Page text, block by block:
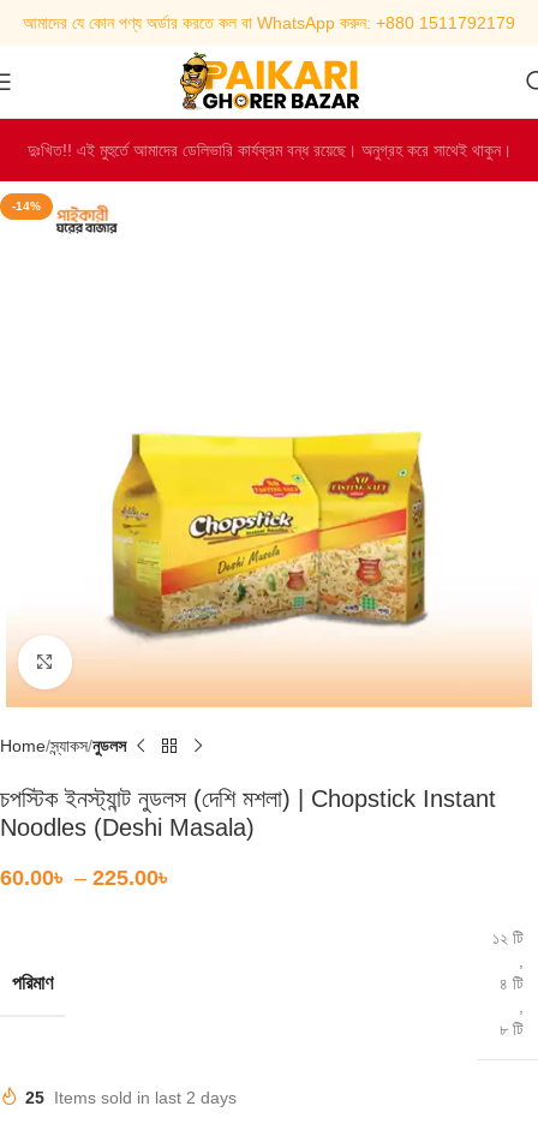
আমাদের যে কোন পণ্য অর্ডার করতে কল বা WhatsApp করুন: +880 1511792179
দুঃখিত!! এই মুহুর্তে আমাদের ডেলিভারি কার্যক্রম বন্ধ রয়েছে। অনুগ্রহ করে সাথেই থাকুন।
-14%
Click to enlarge
Home স্ন্যাকস নুডলস
চপস্টিক ইনস্ট্যান্ট নুডলস (দেশি মশলা) | Chopstick Instant
Noodles (Deshi Masala)
60.00৳ – 225.00৳
পরিমাণ
১২ টি
৪ টি
৮ টি
25 Items sold in last 2 days